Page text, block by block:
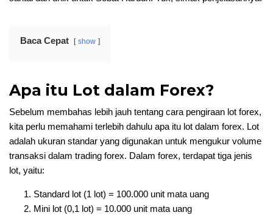
Baca Cepat show
Apa itu Lot dalam Forex?
Sebelum membahas lebih jauh tentang cara pengiraan lot forex,
kita perlu memahami terlebih dahulu apa itu lot dalam forex. Lot
adalah ukuran standar yang digunakan untuk mengukur volume
transaksi dalam trading forex. Dalam forex, terdapat tiga jenis
lot, yaitu:
Standard lot (1 lot) = 100.000 unit mata uang
Mini lot (0,1 lot) = 10.000 unit mata uang